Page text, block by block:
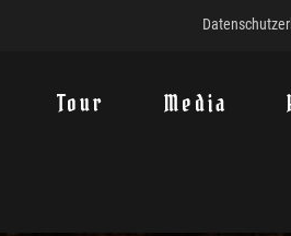
Tour Media